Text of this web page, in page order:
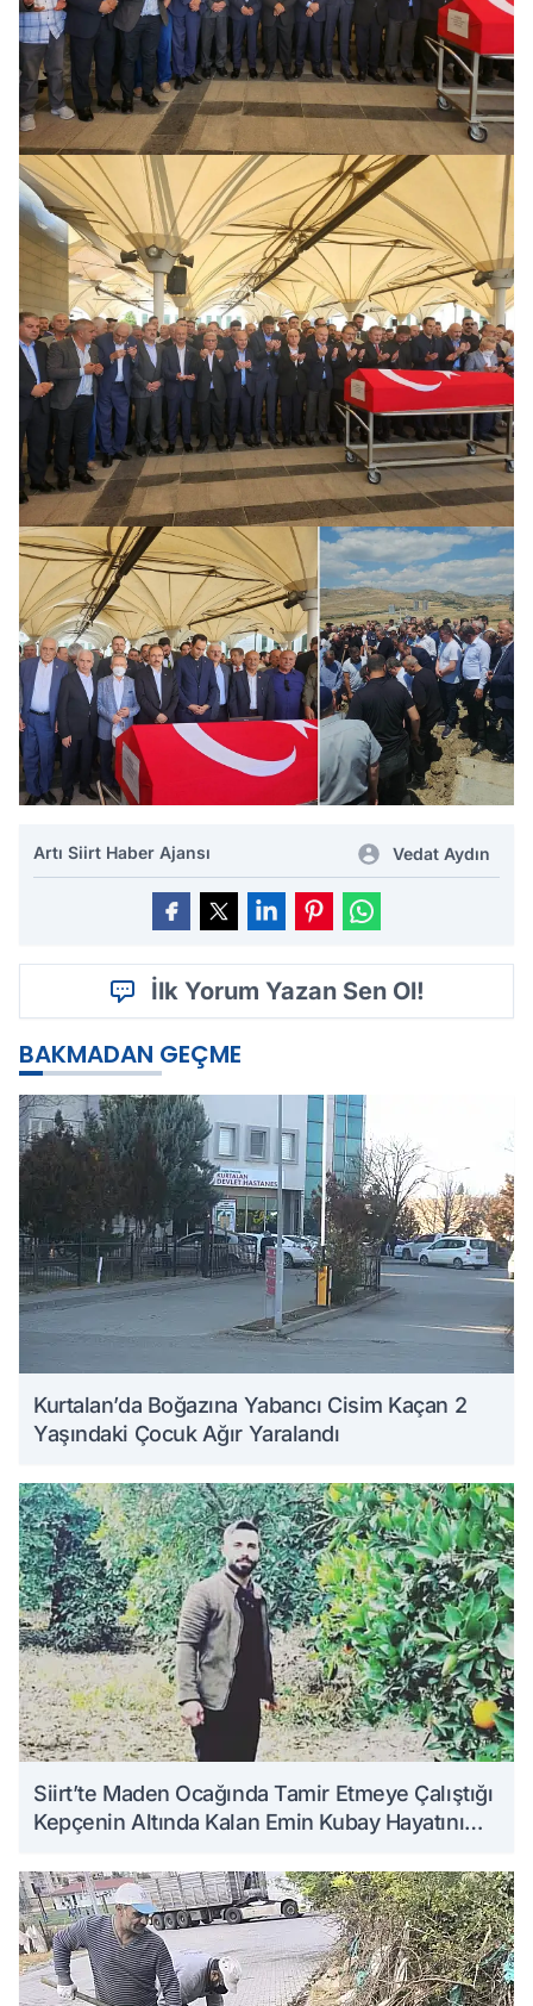
Artı Siirt Haber Ajansı Vedat Aydın
İlk Yorum Yazan Sen Ol!
BAKMADAN GEÇME
Kurtalan’da Boğazına Yabancı Cisim Kaçan 2
Yaşındaki Çocuk Ağır Yaralandı
Siirt’te Maden Ocağında Tamir Etmeye Çalıştığı
Kepçenin Altında Kalan Emin Kubay Hayatını